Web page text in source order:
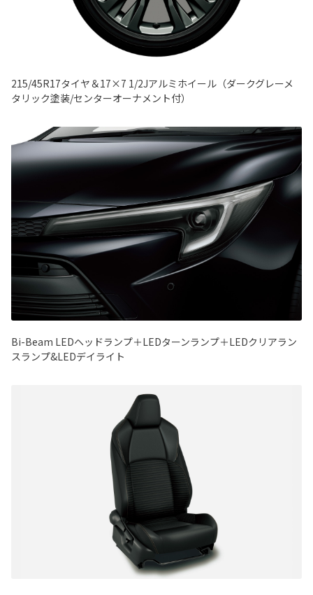
215/45R17タイヤ＆17×7 1/2Jアルミホイール（ダークグレーメ
タリック塗装/センターオーナメント付）
Bi-Beam LEDヘッドランプ＋LEDターンランプ＋LEDクリアラン
スランプ&LEDデイライト